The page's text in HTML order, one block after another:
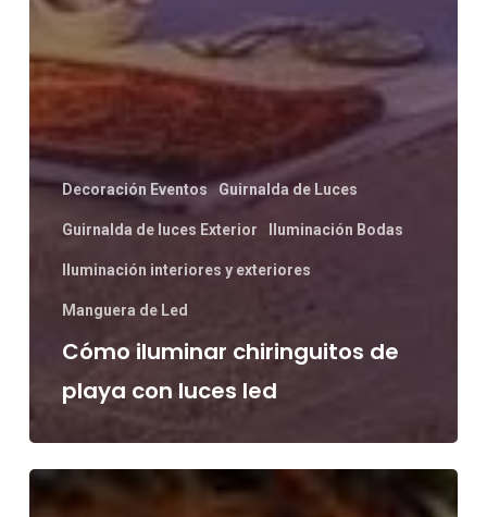
Decoración Eventos Guirnalda de Luces
Guirnalda de luces Exterior Iluminación Bodas
Iluminación interiores y exteriores
Manguera de Led
Cómo iluminar chiringuitos de
playa con luces led
CÓMO